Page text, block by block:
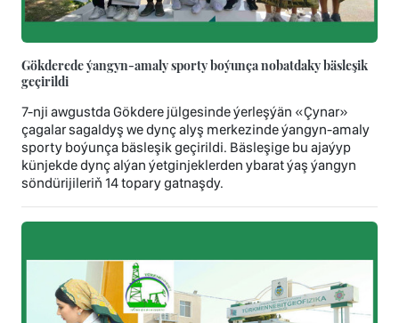
Gökderede ýangyn-amaly sporty boýunça nobatdaky bäsleşik
geçirildi
7-nji awgustda Gökdere jülgesinde ýerleşýän «Çynar»
çagalar sagaldyş we dynç alyş merkezinde ýangyn-amaly
sporty boýunça bäsleşik geçirildi. Bäsleşige bu ajaýyp
künjekde dynç alýan ýetginjeklerden ybarat ýaş ýangyn
söndürijileriň 14 topary gatnaşdy.